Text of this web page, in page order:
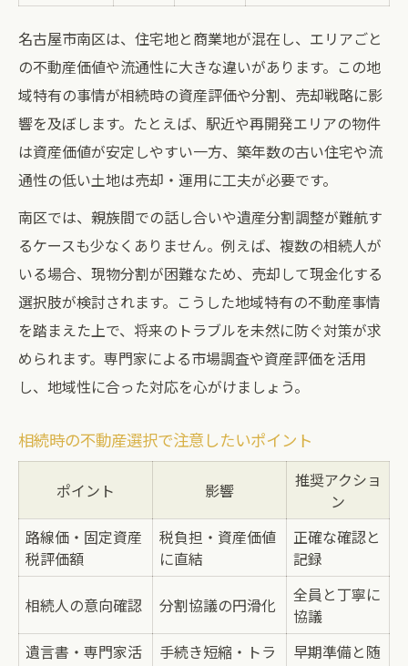
名古屋市南区は、住宅地と商業地が混在し、エリアごと
の不動産価値や流通性に大きな違いがあります。この地
域特有の事情が相続時の資産評価や分割、売却戦略に影
響を及ぼします。たとえば、駅近や再開発エリアの物件
は資産価値が安定しやすい一方、築年数の古い住宅や流
通性の低い土地は売却・運用に工夫が必要です。
南区では、親族間での話し合いや遺産分割調整が難航す
るケースも少なくありません。例えば、複数の相続人が
いる場合、現物分割が困難なため、売却して現金化する
選択肢が検討されます。こうした地域特有の不動産事情
を踏まえた上で、将来のトラブルを未然に防ぐ対策が求
められます。専門家による市場調査や資産評価を活用
し、地域性に合った対応を心がけましょう。
相続時の不動産選択で注意したいポイント
ポイント 影響
推奨アクショ
ン
路線価・固定資産
税評価額
税負担・資産価値
に直結
正確な確認と
記録
相続人の意向確認 分割協議の円滑化
全員と丁寧に
協議
遺言書・専門家活
手続き短縮・トラ
早期準備と随